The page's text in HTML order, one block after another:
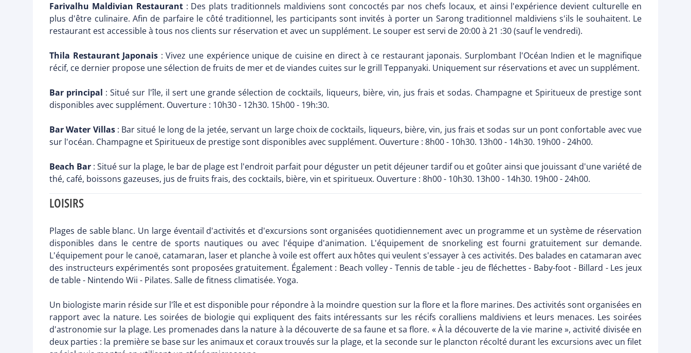
Farivalhu Maldivian Restaurant: Des plats traditionnels maldiviens sont concoctés par nos chefs locaux, et ainsi l'expérience devient culturelle en
plus d'être culinaire. Afin de parfaire le côté traditionnel, les participants sont invités à porter un Sarong traditionnel maldiviens s'ils le souhaitent. Le
restaurant est accessible à tous nos clients sur réservation et avec un supplément. Le souper est servi de 20:00 à 21 :30 (sauf le vendredi).
Thila Restaurant Japonais : Vivez une expérience unique de cuisine en direct à ce restaurant japonais. Surplombant l'Océan Indien et le magnifique
récif, ce dernier propose une sélection de fruits de mer et de viandes cuites sur le grill Teppanyaki. Uniquement sur réservations et avec un supplément.
Bar principal : Situé sur l'île, il sert une grande sélection de cocktails, liqueurs, bière, vin, jus frais et sodas. Champagne et Spiritueux de prestige sont
disponibles avec supplément. Ouverture : 10h30 - 12h30. 15h00 - 19h:30.
Bar Water Villas: Bar situé le long de la jetée, servant un large choix de cocktails, liqueurs, bière, vin, jus frais et sodas sur un pont confortable avec vue
sur l'océan. Champagne et Spiritueux de prestige sont disponibles avec supplément. Ouverture : 8h00 - 10h30. 13h00 - 14h30. 19h00 - 24h00.
Beach Bar : Situé sur la plage, le bar de plage est l'endroit parfait pour déguster un petit déjeuner tardif ou et goûter ainsi que jouissant d'une variété de
thé, café, boissons gazeuses, jus de fruits frais, des cocktails, bière, vin et spiritueux. Ouverture : 8h00 - 10h30. 13h00 - 14h30. 19h00 - 24h00.
LOISIRS
Plages de sable blanc. Un large éventail d'activités et d'excursions sont organisées quotidiennement avec un programme et un système de réservation
disponibles dans le centre de sports nautiques ou avec l'équipe d'animation. L'équipement de snorkeling est fourni gratuitement sur demande.
L'équipement pour le canoë, catamaran, laser et planche à voile est offert aux hôtes qui veulent s'essayer à ces activités. Des balades en catamaran avec
des instructeurs expérimentés sont proposées gratuitement. Également : Beach volley - Tennis de table - jeu de fléchettes - Baby-foot - Billard - Les jeux
de table - Nintendo Wii - Pilates. Salle de fitness climatisée. Yoga.
Un biologiste marin réside sur l'île et est disponible pour répondre à la moindre question sur la flore et la flore marines. Des activités sont organisées en
rapport avec la nature. Les soirées de biologie qui expliquent des faits intéressants sur les récifs coralliens maldiviens et leurs menaces. Les soirées
d'astronomie sur la plage. Les promenades dans la nature à la découverte de sa faune et sa flore. « À la découverte de la vie marine », activité divisée en
deux parties : la première se base sur les animaux et coraux trouvés sur la plage, et la seconde sur le plancton récolté durant les excursions avec un filet